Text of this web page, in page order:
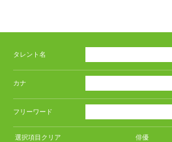
タレント名
カナ
フリーワード
選択項目クリア
俳優